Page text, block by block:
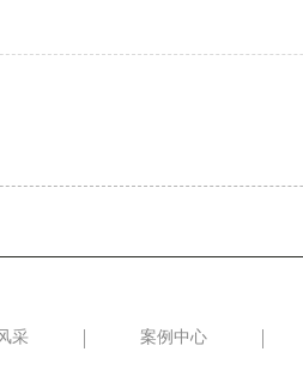
采 案例中心